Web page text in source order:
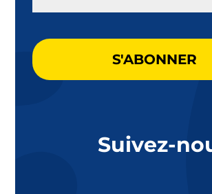
Suivez-